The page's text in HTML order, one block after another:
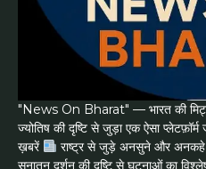
"News On Bharat" — भारत की
ज्योतिष की दृष्टि से जुड़ा एक ऐसा
ख़बरें
राष्ट्र से जुड़े अनसुने और
सनातन दर्शन की दृष्टि से घटनाओं का